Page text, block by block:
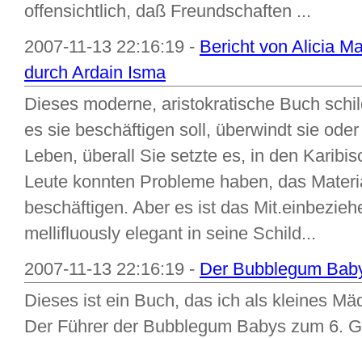
offensichtlich, daß Freundschaften ...
2007-11-13 22:16:19 - Bericht von Alicia
durch Ardain Isma
Dieses moderne, aristokratische Buch
es sie beschäftigen soll, überwindt sie
Leben, überall Sie setzte es, in den
Leute konnten Probleme haben, das
beschäftigen. Aber es ist das
mellifluously elegant in seine Schild...
2007-11-13 22:16:19 - Der Bubblegum
Dieses ist ein Buch, das ich als kleines
Der Führer der Bubblegum Babys zum 6.